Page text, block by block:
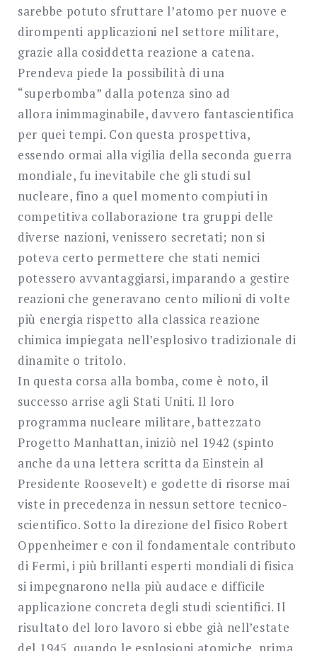
sarebbe potuto sfruttare l’atomo per nuove e
dirompenti applicazioni nel settore militare,
grazie alla cosiddetta reazione a catena.
Prendeva piede la possibilità di una
“superbomba” dalla potenza sino ad
allora inimmaginabile, davvero fantascientifica
per quei tempi. Con questa prospettiva,
essendo ormai alla vigilia della seconda guerra
mondiale, fu inevitabile che gli studi sul
nucleare, fino a quel momento compiuti in
competitiva collaborazione tra gruppi delle
diverse nazioni, venissero secretati; non si
poteva certo permettere che stati nemici
potessero avvantaggiarsi, imparando a gestire
reazioni che generavano cento milioni di volte
più energia rispetto alla classica reazione
chimica impiegata nell’esplosivo tradizionale di
dinamite o tritolo.
In questa corsa alla bomba, come è noto, il
successo arrise agli Stati Uniti. Il loro
programma nucleare militare, battezzato
Progetto Manhattan, iniziò nel 1942 (spinto
anche da una lettera scritta da Einstein al
Presidente Roosevelt) e godette di risorse mai
viste in precedenza in nessun settore tecnico-
scientifico. Sotto la direzione del fisico Robert
Oppenheimer e con il fondamentale contributo
di Fermi, i più brillanti esperti mondiali di fisica
si impegnarono nella più audace e difficile
applicazione concreta degli studi scientifici. Il
risultato del loro lavoro si ebbe già nell’estate